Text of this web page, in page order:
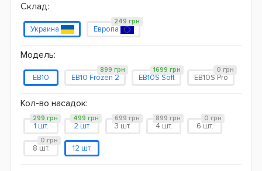
Склад:
Украина Европа
249 грн
Модель:
EB10 EB10 Frozen 2
899 грн
EB10S Soft
1699 грн
EB10S Pro
0 грн
Кол-во насадок:
1 шт.
299 грн
2 шт.
499 грн
3 шт.
699 грн
4 шт.
899 грн
6 шт.
0 грн
8 шт.
0 грн
12 шт.